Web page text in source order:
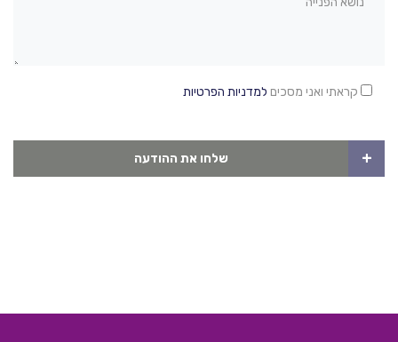
קראתי ואני מסכים למדניות הפרטיות
שלחו את ההודעה +